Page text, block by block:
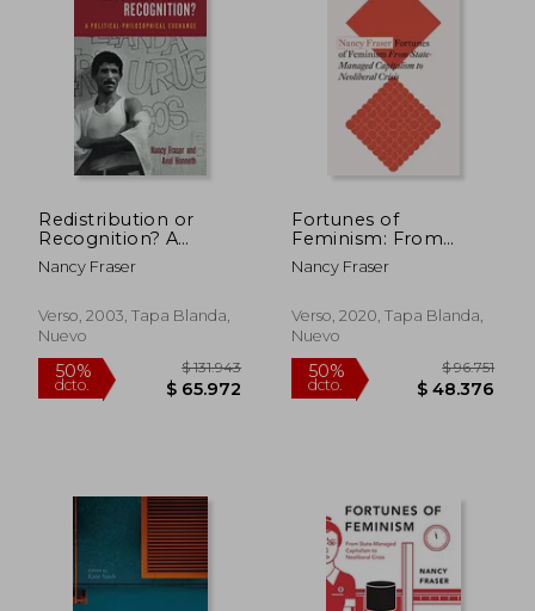
$ 43.030
Redistribution or
Recognition? A
Political-
Philosophical
Nancy Fraser
Verso, 2003, Tapa Blanda,
Nuevo
Fortunes of
Feminism: From
State-Managed
Capitalism to
Inglés)
Nancy Fraser
Verso, 2020, Tapa Blanda,
Nuevo